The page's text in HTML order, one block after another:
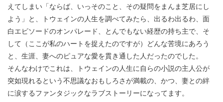
えてしまい「ならば、いっそのこと、その疑問をまんま芝居にし
よう」と、トウェインの人生を調べてみたら、出るわ出るわ、面
白エピソードのオンパレード、とんでもない経歴の持ち主で、そ
して（ここが私のハートを捉えたのですが）どんな苦境にあろう
と、生涯、妻へのピュアな愛を貫き通した人だったのでした。
そんなわけでこれは、トウェインの人生に自らの小説の主人公が
突如現れるという不思議なおもしろさが満載の、かつ、妻との絆
に涙するファンタジックなラブストーリーになってます。